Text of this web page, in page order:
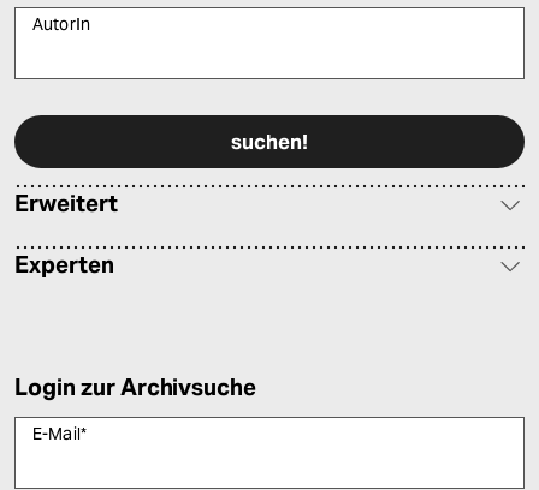
AutorIn
Erweitert
Experten
Login zur Archivsuche
E-Mail*